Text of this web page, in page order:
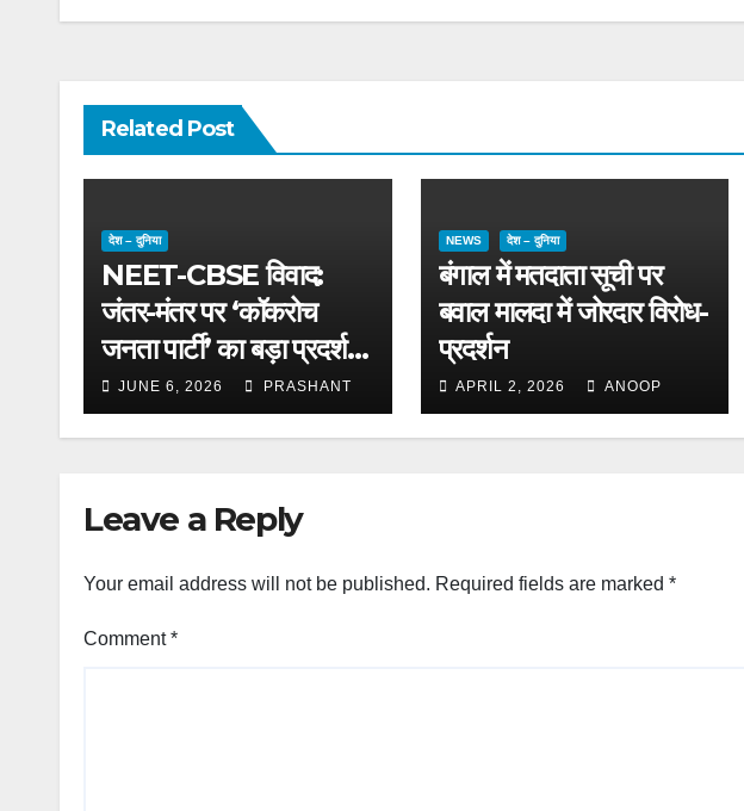
Related Post
देश – दुनिया
NEET-CBSE विवाद:
जंतर-मंतर पर ‘कॉकरोच
जनता पार्टी’ का बड़ा प्रदर्शन;
समर्थन में उतरे सोनम
वांगचुक, शिक्षा मंत्री के
JUNE 6, 2026 PRASHANT
NEWS देश – दुनिया
बंगाल में मतदाता सूची पर
बवाल मालदा में जोरदार विरोध-
प्रदर्शन
APRIL 2, 2026 ANOOP
Leave a Reply
Your email address will not be published. Required fields are marked *
Comment*